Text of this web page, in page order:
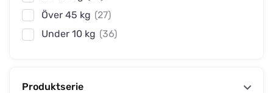
Över 45 kg (27)
Under 10 kg (36)
Produktserie